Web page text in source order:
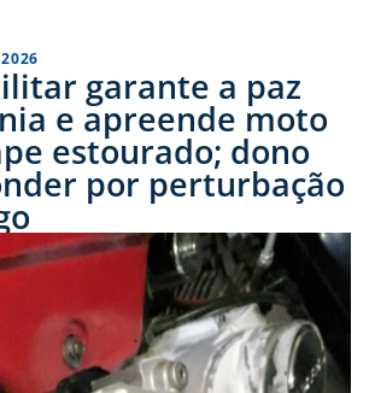
garante a paz
e apreende moto
estourado; dono
por perturbação